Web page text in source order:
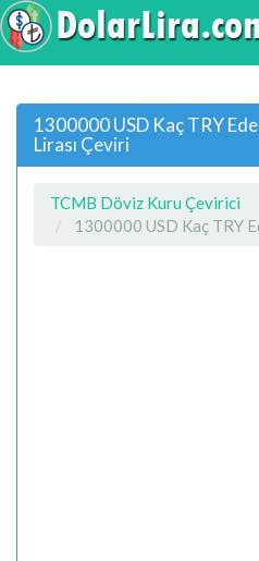
1300000 USD Kaç TRY
Lirası Çeviri
TCMB Döviz Kuru Çevirici
1300000 USD Kaç TRY